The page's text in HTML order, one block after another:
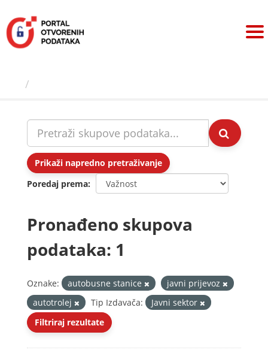
sadržaj
Prikaži napredno pretraživanje
Poredaj prema
Pronađeno skupova
podataka: 1
Oznake: autobusne stanice
javni prijevoz
autotrolej
Tip Izdavača:
Javni sektor
Filtriraj rezultate